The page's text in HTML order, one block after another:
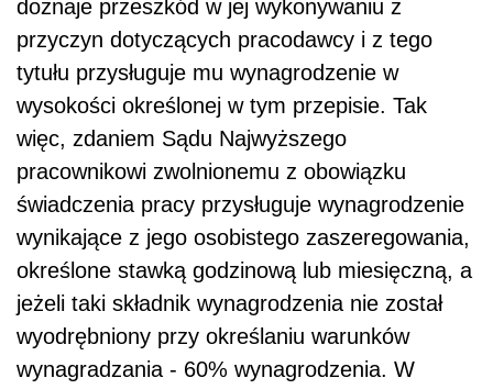
doznaje przeszkód w jej wykonywaniu z
przyczyn dotyczących pracodawcy i z tego
tytułu przysługuje mu wynagrodzenie w
wysokości określonej w tym przepisie. Tak
więc, zdaniem Sądu Najwyższego
pracownikowi zwolnionemu z obowiązku
świadczenia pracy przysługuje wynagrodzenie
wynikające z jego osobistego zaszeregowania,
określone stawką godzinową lub miesięczną, a
jeżeli taki składnik wynagrodzenia nie został
wyodrębniony przy określaniu warunków
wynagradzania - 60% wynagrodzenia. W